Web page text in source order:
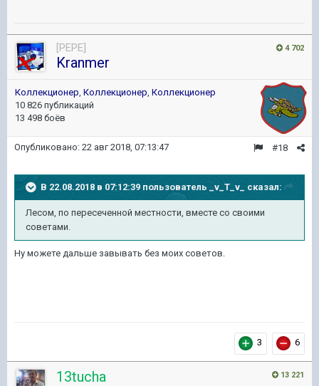
4 702
[PEPE]
Kranmer
Коллекционер, Коллекционер, Коллекционер
10 826 публикаций
13 498 боёв
#18
Опубликовано: 22 авг 2018, 07:13:47
В 22.08.2018 в 07:12:39 пользователь _v_T_v_ сказал:
Лесом, по пересеченной местности, вместе со своими
советами.
Ну можете дальше завывать без моих советов.
3 6
13 221
13tucha